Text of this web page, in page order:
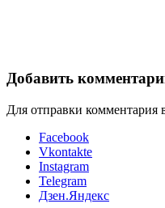
Добавить
Для отправки комментария
Facebook
Vkontakte
Instagram
Telegram
Дзен.Яндекс